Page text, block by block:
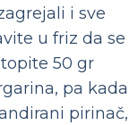
i sve
u friz da se
50 gr
pa kada
pirinač,